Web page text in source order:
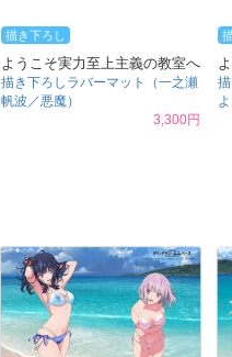
描き下ろし
ようこそ実力至上主義の教室へ
描き下ろしラバーマット（一之瀬
帆波／悪魔）
3,300円